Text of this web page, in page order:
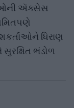
ઍક્સેસ
ધિરાણ
સુરક્ષિત ભંડોળ